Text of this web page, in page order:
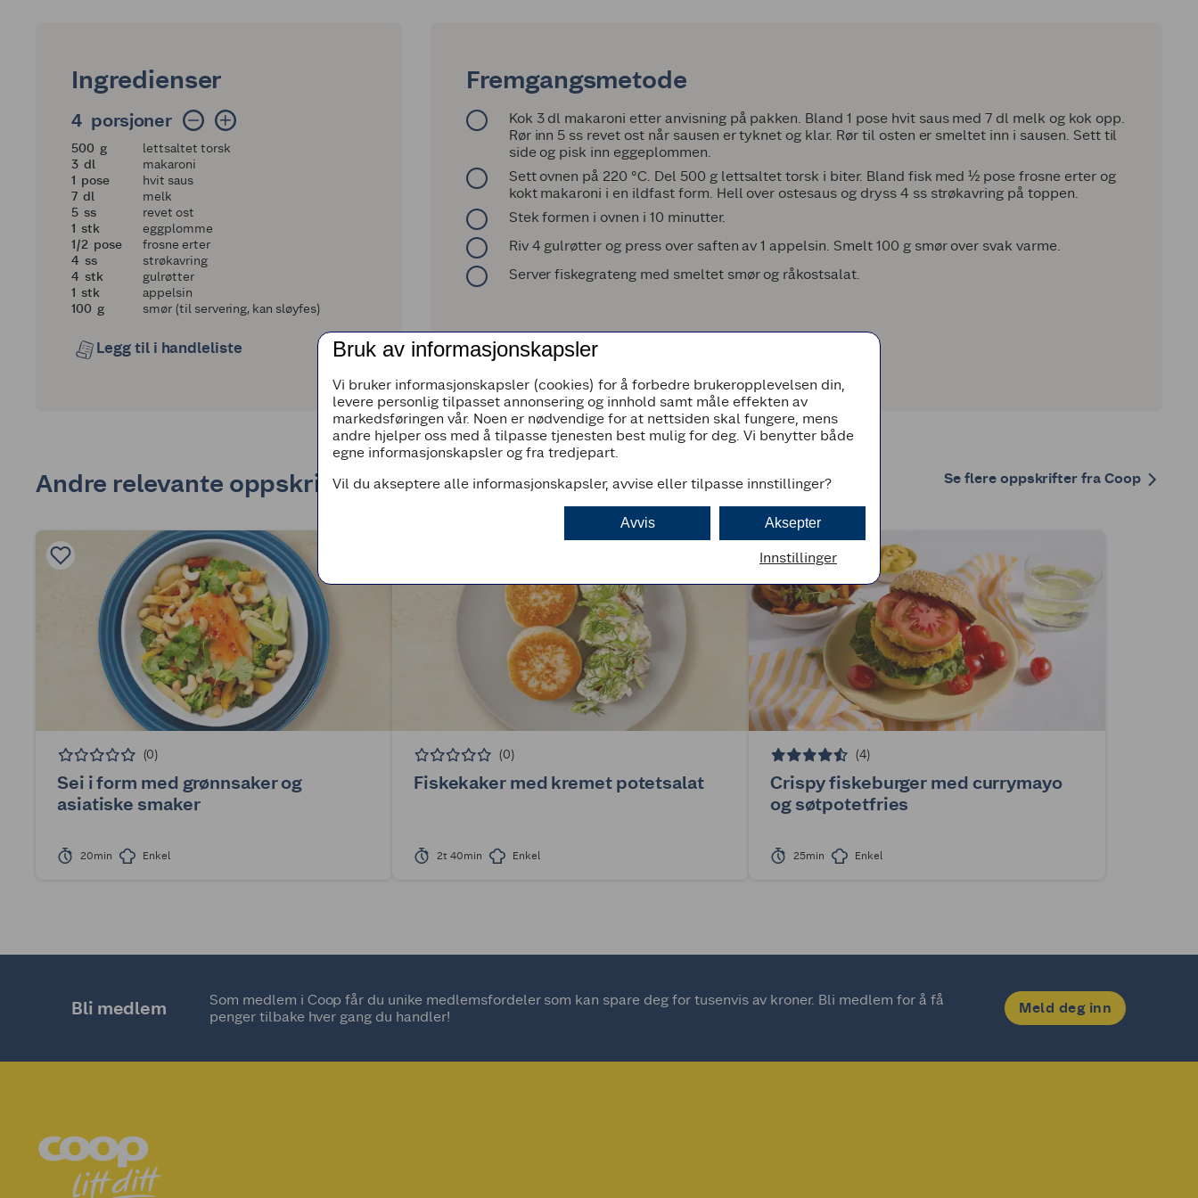
Ingredienser
4 porsjoner
4 porsjoner
500
500 g
lettsaltet torsk
3
3 dl
makaroni
11 pose
hvit saus
7
7 dl
melk
5
5 ss
revet ost
11 stk
eggplomme
en halv
1/2 pose
frosne erter
4
4 ss
strøkavring
4
4 stk
gulrøtter
11 stk
appelsin
100
100 g smør (til servering, kan sløyfes)
Legg til i handleliste
Fremgangsmetode
Kok 3 dl makaroni etter anvisning på pakken. Bland 1 pose hvit saus med 7 dl melk og kok opp.
Rør inn 5 ss revet ost når sausen er tyknet og klar. Rør til osten er smeltet inn i sausen. Sett til
side og pisk inn eggeplommen.
Sett ovnen på 220 °C. Del 500 g lettsaltet torsk i biter. Bland fisk med ½ pose frosne erter og
kokt makaroni i en ildfast form. Hell over ostesaus og dryss 4 ss strøkavring på toppen.
Stek formen i ovnen i 10 minutter.
Riv 4 gulrøtter og press over saften av 1 appelsin. Smelt 100 g smør over svak varme.
Server fiskegrateng med smeltet smør og råkostsalat.
Andre relevante oppskrifter Se flere oppskrifter fra Coop
(0)
Sei i form med grønnsaker og
asiatiske smaker
20min Enkel
(0)
Fiskekaker med kremet potetsalat
2t 40min Enkel
(4)
Crispy fiskeburger med currymayo
og søtpotetfries
25min Enkel
Bli medlem
Som medlem i Coop får du unike medlemsfordeler som kan spare deg for tusenvis av kroner. Bli medlem for å få
penger tilbake hver gang du handler!
Meld deg inn
Bruk av informasjonskapsler
Vi bruker informasjonskapsler (cookies) for å forbedre brukeropplevelsen din,
levere personlig tilpasset annonsering og innhold samt måle effekten av
markedsføringen vår. Noen er nødvendige for at nettsiden skal fungere, mens
andre hjelper oss med å tilpasse tjenesten best mulig for deg. Vi benytter både
egne informasjonskapsler og fra tredjepart.
Vil du akseptere alle informasjonskapsler, avvise eller tilpasse innstillinger?
Aksepter
Avvis
Innstillinger